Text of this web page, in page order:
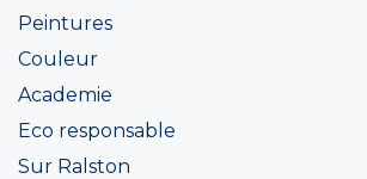
Peintures
Couleur
Academie
Eco responsable
Sur Ralston